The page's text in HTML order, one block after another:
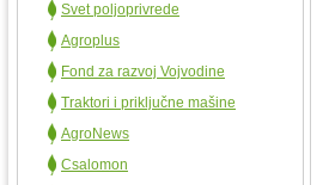
Svet poljoprivrede
Agroplus
Fond za razvoj Vojvodine
Traktori i priključne mašine
AgroNews
Csalomon